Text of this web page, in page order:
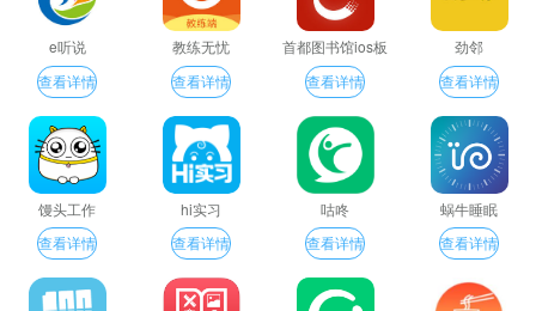
e听说
查看详情
教练无忧
查看详情
首都图书馆ios板
查看详情
劲邻
查看详情
馒头工作
查看详情
hi实习
查看详情
咕咚
查看详情
蜗牛睡眠
查看详情